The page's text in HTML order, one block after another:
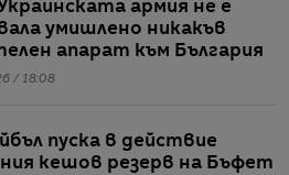
армия не е
умишлено никакъв
апарат към България
/ 18:08
пуска в действие
кешов резерв на Бъфет